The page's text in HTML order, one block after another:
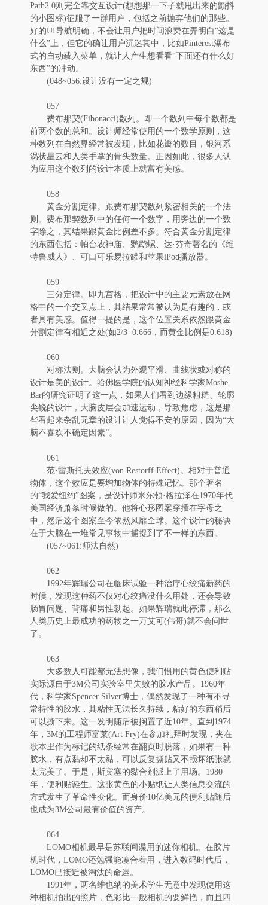
Path2.0则完全靠交互设计(想想那一下子就甩出来的颤抖
的小图标)征服了一群用户，包括之前抛弃他们的那些。
好的UI导航明确，不会让用户把时间浪费在弄明白“这是
什么”上，但它的确让用户沉迷其中，比如Pinterest瀑布
式的自动载入菜单，就让人产生想看看“下面还有什么好
东西”的冲动。
(048~056:设计没有一定之规)
057
费布那契(Fibonacci)数列。即一个数列中每个数都是
前两个数的总和。设计师经常使用的一个数学原则，这
种数列在自然界经常被发现，比如花瓣的数目，银河系
涡状星云和人类手掌的骨头数量。正因如此，很多人认
为应用这个数列的设计本质上就富有美感。
058
黄金分割定律。跟费布那契数列紧密相关的一个法
则。费布那契数列中的任何一个数字，用旁边的一个数
字除之，其结果跟黄金比例差不多。符合黄金分割定律
的东西包括：帕台农神庙、鹦鹉螺、达·芬奇著名的《维
特鲁威人》、可口可乐易拉罐和苹果iPod播放器。
059
三分定律。即九宫格，把设计中的主要元素放在网
格中的一个交叉点上，其结果常常被认为是有趣的，或
者具有美感。值得一提的是，这个位置关系依然跟黄金
分割定律有相近之处(如2/3=0.666，而黄金比例是0.618)
060
对称法则。大脑会认为外观平滑、曲线状或对称的
设计是美的设计。哈佛医学院的认知神经科学家Moshe
Bar的研究证明了这一点，如果人们看到边缘粗糙、轮廓
尖锐的设计，大脑皮层会加速运动，导致焦虑，这是那
些看起来杂乱无章的设计让人觉得不安的原因，因为“大
脑不喜欢不确定因素”。
061
范·雷斯托夫效应(von Restorff Effect)。相对于普通
物体，这个效应是要增加物体的特殊记忆。那个著名
的“我爱纽约”图案，是设计师米尔顿·格拉泽在1970年代
美国经济萧条时候做的。他将心形图案穿插在字母之
中，然后这个图案至今依然风靡全球。这个设计的秘诀
在于大脑在一堆常见事物中捕捉到了不一样的东西。
(057~061:师法自然)
062
1992年辉瑞公司在临床试验一种治疗心绞痛新药的
时候，发现这种药不仅对心绞痛没什么用处，还会导致
肠胃问题、背痛和男性勃起。如果辉瑞就此停滞，那么
人类历史上最成功的药物之一万艾可(伟哥)就不会问世
了。
063
大多数人可能都无法想像，我们惯用的黄色便利贴
实际源自于3M公司实验室里失败的胶水产品。1960年
代，科学家Spencer Silver博士，偶然发现了一种有不寻
常特性的胶水，其粘性无法长久持续，粘好的东西稍后
可以撕下来。这一发明随后被搁置了近10年。直到1974
年，3M的工程师富莱(Art Fry)在参加礼拜时发现，夹在
歌本里作为标记的纸条经常在翻页时脱落，如果有一种
胶水，有点黏却不太黏，可以反复撕贴又不损坏纸张就
太完美了。于是，斯宾塞的黏合剂派上了用场。1980
年，便利贴诞生。这张黄色的小贴纸让人类信息交流的
方式发生了革命性变化。而身价10亿美元的便利贴随后
也成为3M公司最有价值的资产。
064
LOMO相机最早是苏联间谍用的迷你相机。在胶片
机时代，LOMO还勉强能凑合着用，进入数码时代后，
LOMO已接近被淘汰的命运。
1991年，两名维也纳的美术学生无意中发现使用这
种相机拍出的照片，色彩比一般相机的要鲜艳，而且四